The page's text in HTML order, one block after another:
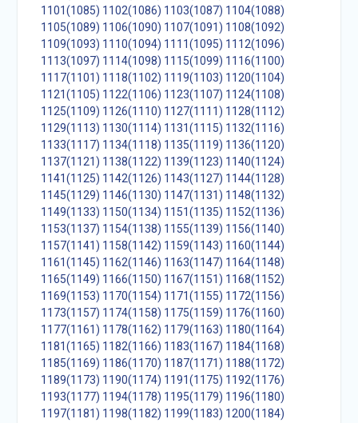
1101(1085) 1102(1086) 1103(1087) 1104(1088)
1105(1089) 1106(1090) 1107(1091) 1108(1092)
1109(1093) 1110(1094) 1111(1095) 1112(1096)
1113(1097) 1114(1098) 1115(1099) 1116(1100)
1117(1101) 1118(1102) 1119(1103) 1120(1104)
1121(1105) 1122(1106) 1123(1107) 1124(1108)
1125(1109) 1126(1110) 1127(1111) 1128(1112)
1129(1113) 1130(1114) 1131(1115) 1132(1116)
1133(1117) 1134(1118) 1135(1119) 1136(1120)
1137(1121) 1138(1122) 1139(1123) 1140(1124)
1141(1125) 1142(1126) 1143(1127) 1144(1128)
1145(1129) 1146(1130) 1147(1131) 1148(1132)
1149(1133) 1150(1134) 1151(1135) 1152(1136)
1153(1137) 1154(1138) 1155(1139) 1156(1140)
1157(1141) 1158(1142) 1159(1143) 1160(1144)
1161(1145) 1162(1146) 1163(1147) 1164(1148)
1165(1149) 1166(1150) 1167(1151) 1168(1152)
1169(1153) 1170(1154) 1171(1155) 1172(1156)
1173(1157) 1174(1158) 1175(1159) 1176(1160)
1177(1161) 1178(1162) 1179(1163) 1180(1164)
1181(1165) 1182(1166) 1183(1167) 1184(1168)
1185(1169) 1186(1170) 1187(1171) 1188(1172)
1189(1173) 1190(1174) 1191(1175) 1192(1176)
1193(1177) 1194(1178) 1195(1179) 1196(1180)
1197(1181) 1198(1182) 1199(1183) 1200(1184)